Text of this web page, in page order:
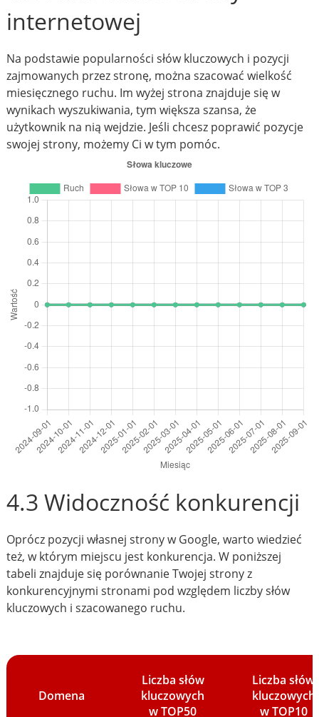
internetowej
Na podstawie popularności słów kluczowych i pozycji
zajmowanych przez stronę, można szacować wielkość
miesięcznego ruchu. Im wyżej strona znajduje się w
wynikach wyszukiwania, tym większa szansa, że
użytkownik na nią wejdzie. Jeśli chcesz poprawić pozycje
swojej strony, możemy Ci w tym pomóc.
4.3 Widoczność konkurencji
Oprócz pozycji własnej strony w Google, warto wiedzieć
też, w którym miejscu jest konkurencja. W poniższej
tabeli znajduje się porównanie Twojej strony z
konkurencyjnymi stronami pod względem liczby słów
kluczowych i szacowanego ruchu.
Domena
Liczba słów
kluczowych
w TOP50
Liczba słów
kluczowych
w TOP10